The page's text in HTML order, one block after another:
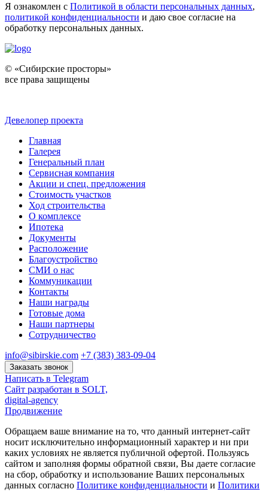
Я ознакомлен с Политикой в области персональных данных,
политикой конфиденциальности и даю свое согласие на
обработку персональных данных.
© «Сибирские просторы»
все права защищены
Девелопер проекта
Главная
Галерея
Генеральный план
Сервисная компания
Акции и спец. предложения
Стоимость участков
Ход строительства
О комплексе
Ипотека
Документы
Расположение
Благоустройство
СМИ о нас
Коммуникации
Контакты
Наши награды
Готовые дома
Наши партнеры
Сотрудничество
info@sibirskie.com +7 (383) 383-09-04
Заказать звонок
Написать в Telegram
Сайт разработан в SOLT,
digital-agency
Продвижение
Обращаем ваше внимание на то, что данный интернет-сайт
носит исключительно информационный характер и ни при
каких условиях не является публичной офертой. Пользуясь
сайтом и заполняя формы обратной связи, Вы даете согласие
на сбор, обработку и использование Ваших персональных
данных согласно Политике конфиденциальности и Политики